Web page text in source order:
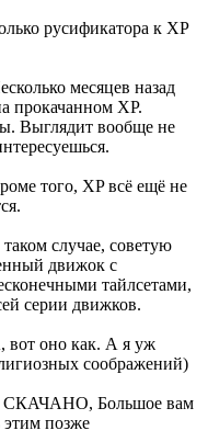
русификатора к ХР
месяцев назад
прокачанном XP.
Выглядит вообще не
того, XP всё ещё не
случае, советую
движок с
тайлсетами,
серии движков.
вот оно как. А я уж
соображений)
Большое вам
этим позже